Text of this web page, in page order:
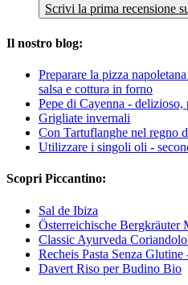
Scrivi la prima recensione
Il nostro blog:
Preparare la pizza
salsa e cottura in forno
Pepe di Cayenna - delizioso,
Grigliate invernali
Con Tartuflanghe nel regno
Utilizzare i singoli oli -
Scopri Piccantino:
Sal de Ibiza
Österreichische
Classic Ayurveda
Recheis Pasta Senza Glutine
Davert Riso per Budino Bio